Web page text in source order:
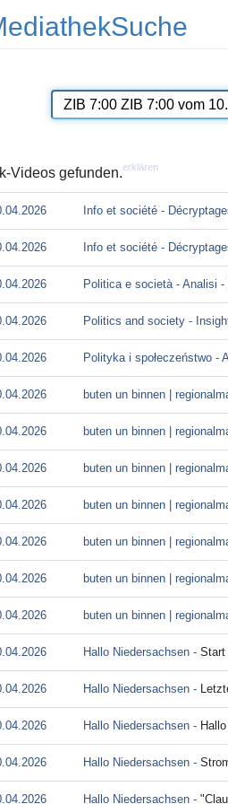
Videos gefunden.erklären
Info et société -
Info et société -
Politica e società - Analisi -
Politics and society -
Polityka i społeczeństwo -
buten un binnen |
buten un binnen |
buten un binnen |
buten un binnen |
buten un binnen |
buten un binnen |
buten un binnen |
Hallo Niedersachsen - Start
Hallo Niedersachsen -
Hallo Niedersachsen -
Hallo Niedersachsen -
Hallo Niedersachsen -